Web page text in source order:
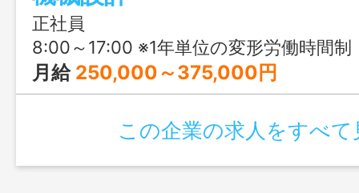
届けしているため、業績も好調！見学希
ぞ♪
正社員
8:00～17:00 ※1年単位の変形労働時間制
月給 250,000～375,000円
この企業の求人をすべて